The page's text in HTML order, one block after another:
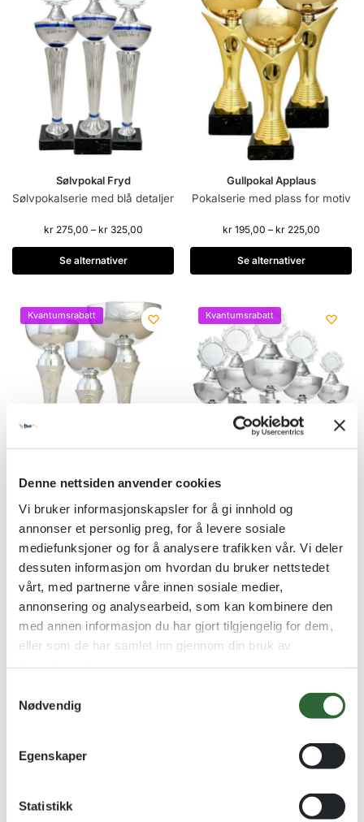
Denne nettsiden anvender cookies
Vi bruker informasjonskapsler for å gi innhold og
annonser et personlig preg, for å levere sosiale
mediefunksjoner og for å analysere trafikken vår. Vi deler
dessuten informasjon om hvordan du bruker nettstedet
vårt, med partnerne våre innen sosiale medier,
annonsering og analysearbeid, som kan kombinere den
med annen informasjon du har gjort tilgjengelig for dem,
eller som de har samlet inn gjennom din bruk av
Nødvendig
Egenskaper
Statistikk
Sølvpokal Fryd
Sølvpokalserie med blå detaljer
kr275,00 – kr325,00
Se alternativer
Gullpokal Applaus
Pokalserie med plass for motiv
kr195,00 – kr225,00
Se alternativer
Kvantumsrabatt
Fakkel Sølvpokal
Sølvpokalserie med plass til
motiv
kr165,00 – kr189,00
Se alternativer
Kvantumsrabatt
Retro Sølvpokaler
kr 338,00 – kr485,00
Kvantumsrabatt